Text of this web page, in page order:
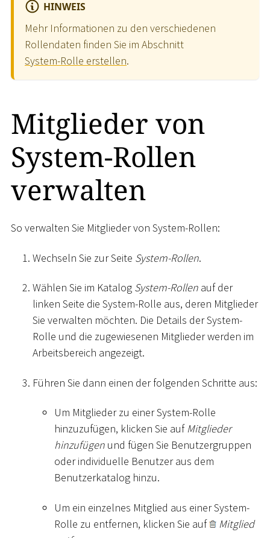
HINWEIS
Mehr Informationen zu den verschiedenen
Rollendaten finden Sie im Abschnitt
System-Rolle erstellen.
Mitglieder von
System-Rollen
verwalten
So verwalten Sie Mitglieder von System-Rollen:
Wechseln Sie zur Seite System-Rollen.
Wählen Sie im Katalog System-Rollen auf der
linken Seite die System-Rolle aus, deren Mitglieder
Sie verwalten möchten. Die Details der System-
Rolle und die zugewiesenen Mitglieder werden im
Arbeitsbereich angezeigt.
Führen Sie dann einen der folgenden Schritte aus:
Um Mitglieder zu einer System-Rolle
hinzuzufügen, klicken Sie aufMitglieder
hinzufügen und fügen Sie Benutzergruppen
oder individuelle Benutzer aus dem
Benutzerkatalog hinzu.
Um ein einzelnes Mitglied aus einer System-
Rolle zu entfernen, klicken Sie auf
Mitglied